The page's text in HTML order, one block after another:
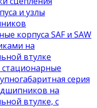
и узлы
корпуса SAF и SAW
на
втулке
серия
на
втулке, с